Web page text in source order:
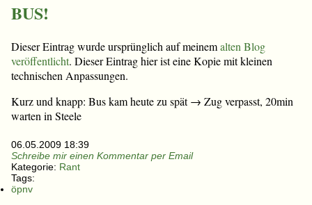
BUS!
Dieser Eintrag wurde ursprünglich auf meinemalten Blog
veröffentlicht. Dieser Eintrag hier ist eine Kopie mit kleinen
technischen Anpassungen.
Kurz und knapp: Bus kam heute zu spät → Zug verpasst, 20min
warten in Steele
06.05.2009 18:39
Schreibe mir einen Kommentar per Email
Kategorie: Rant
Tags:
öpnv